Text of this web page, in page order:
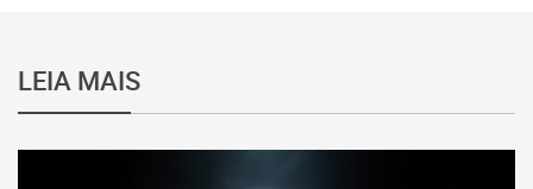
LEIA MAIS